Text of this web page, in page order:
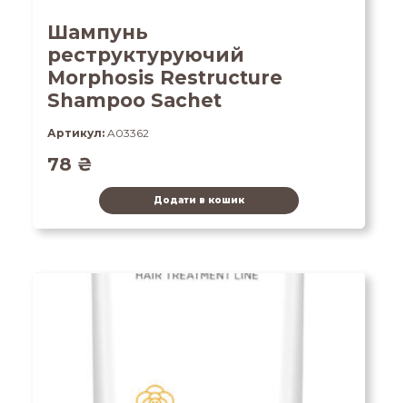
Шампунь
реструктуруючий
Morphosis Restructure
Shampoo Sachet
Артикул: A03362
78 ₴
Додати в кошик